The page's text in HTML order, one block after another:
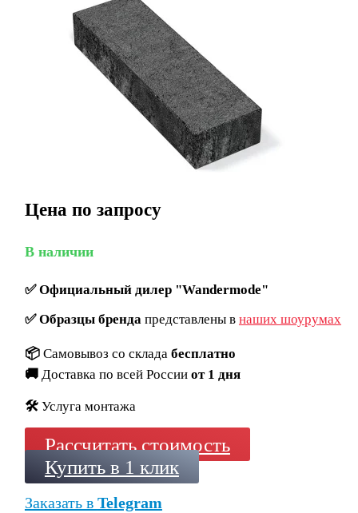
Цена по запросу
В наличии
✅Официальный дилер "Wandermode"
✅Образцы брендапредставлены в наших шоурумах
📦 Самовывоз со склада бесплатно
🚚 Доставка по всей России от 1 дня
🛠️ Услуга монтажа
Рассчитать стоимость
Купить в 1 клик
Заказать в Telegram